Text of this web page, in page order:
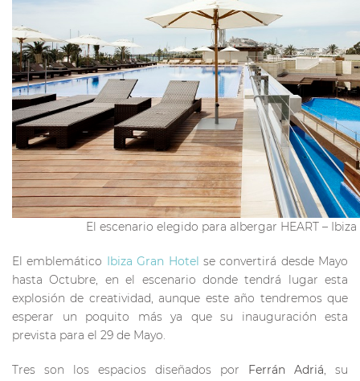
El escenario elegido para albergar HEART –
El emblemático Ibiza Gran Hotel se convertirá desde Mayo
hasta Octubre, en el escenario donde tendrá lugar esta
explosión de creatividad, aunque este año tendremos que
esperar un poquito más ya que su inauguración esta
prevista para el 29 de Mayo.
Tres son los espacios diseñados por Ferrán Adriá, su